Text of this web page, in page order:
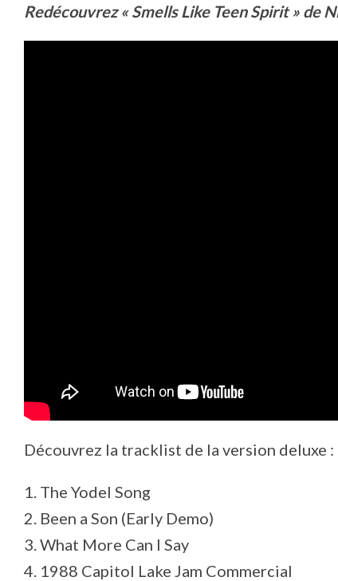
Redécouvrez « Smells Like Teen Spirit » de
Découvrez la tracklist de la version deluxe :
1. The Yodel Song
2. Been a Son (Early Demo)
3. What More Can I Say
4. 1988 Capitol Lake Jam Commercial